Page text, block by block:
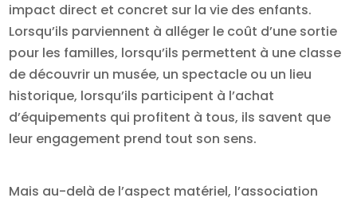
impact direct et concret sur la vie des enfants.
Lorsqu’ils parviennent à alléger le coût d’une sortie
pour les familles, lorsqu’ils permettent à une classe
de découvrir un musée, un spectacle ou un lieu
historique, lorsqu’ils participent à l’achat
d’équipements qui profitent à tous, ils savent que
leur engagement prend tout son sens.
Mais au-delà de l’aspect matériel, l’association